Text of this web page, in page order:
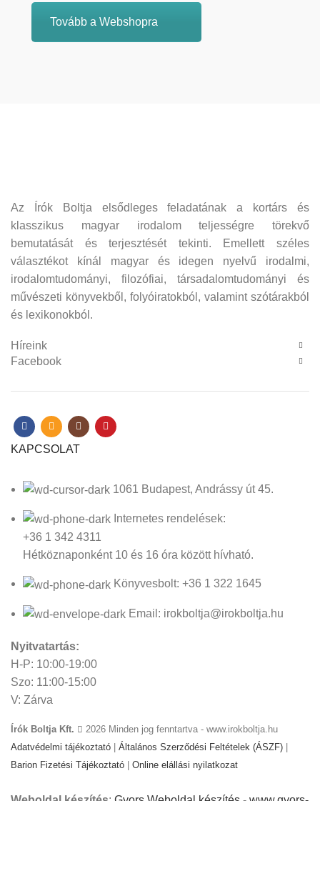
Tovább a Webshopra
Az Írók Boltja elsődleges feladatának a kortárs és
klasszikus magyar irodalom teljességre törekvő
bemutatását és terjesztését tekinti. Emellett széles
választékot kínál magyar és idegen nyelvű irodalmi,
irodalomtudományi, filozófiai, társadalomtudományi és
művészeti könyvekből, folyóiratokból, valamint szótárakból
és lexikonokból.
Híreink
Facebook
KAPCSOLAT
1061 Budapest, Andrássy út 45.
Internetes rendelések:
+36 1 342 4311
Hétköznaponként 10 és 16 óra között hívható.
Könyvesbolt: +36 1 322 1645
Email: irokboltja@irokboltja.hu
Nyitvatartás:
H-P: 10:00-19:00
Szo: 11:00-15:00
V: Zárva
Írók Boltja Kft.
2026 Minden jog fenntartva - www.irokboltja.hu
Adatvédelmi tájékoztató
Általános Szerződési Feltételek (ÁSZF)
Barion Fizetési Tájékoztató
Online elállási nyilatkozat
Weboldal készítés: Gyors Weboldal készítés - www.gyors-